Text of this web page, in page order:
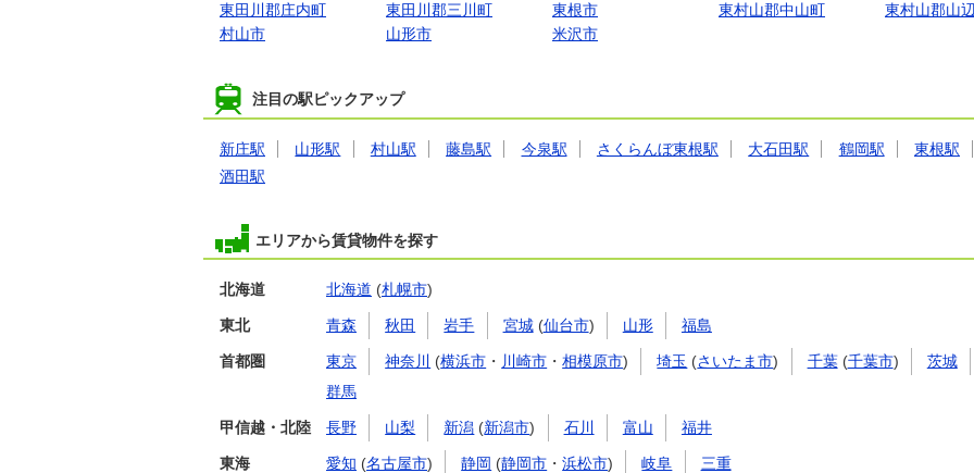
東田川郡庄内町
東田川郡三川町 東根市 東村山郡中山町
東村山郡山
村山市
山形市 米沢市
注目の駅ピックアップ
新庄駅 山形駅 村山駅 藤島駅 今泉駅 さくらんぼ東根駅 大石田駅 鶴岡駅
東根駅
酒田駅
エリアから賃貸物件を探す
北海道 北海道 (札幌市)
東北 青森 秋田 岩手 宮城(仙台市) 山形 福島
首都圏 東京 神奈川 (横浜市 ・ 川崎市 ・相模原市) 埼玉 (さいたま市) 千葉(千葉市) 茨城
群馬
甲信越・北陸 長野 山梨 新潟 (新潟市) 石川 富山 福井
東海 愛知 (名古屋市) 静岡 (静岡市 ・浜松市) 岐阜 三重